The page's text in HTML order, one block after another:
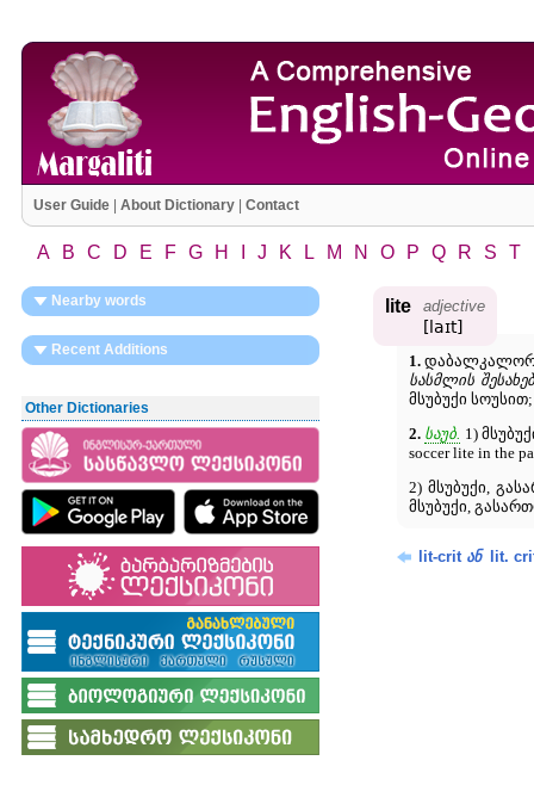
User Guide| About Dictionary| Contact
A B C D E F G H J K L M N O P Q R S T
Nearby words
Recent Additions
Other Dictionaries
lite adjective
[laɪt]
1.
სასმლის
მსუბუქი
2. საუბ. 1)
soccer lite in the
2) მსუბუქი,
მსუბუქი,
lit-crit ან lit.